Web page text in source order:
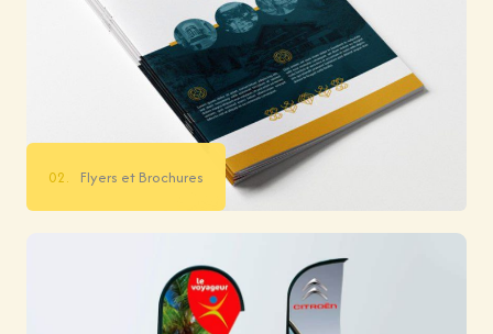
02. Flyers et Brochures